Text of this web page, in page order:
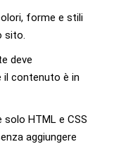
forme e stili
sito.
deve
il contenuto è in
HTML e CSS
aggiungere